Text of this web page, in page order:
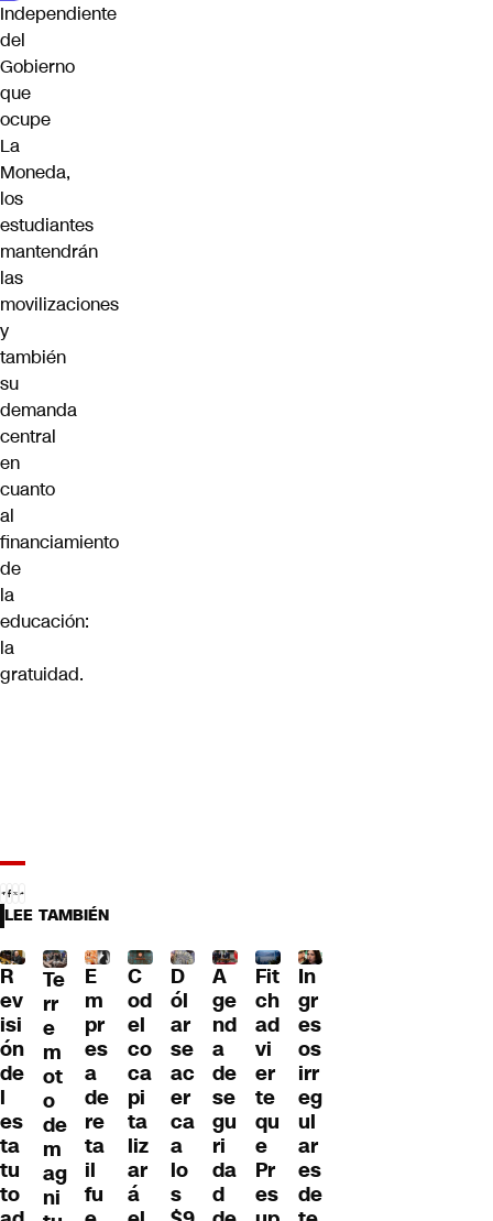
Independiente
del
Gobierno
que
ocupe
La
Moneda,
los
estudiantes
mantendrán
las
movilizaciones
y
también
su
demanda
central
en
cuanto
al
financiamiento
de
la
educación:
la
gratuidad.
LEE TAMBIÉN
R
ev
isi
ón
de
l
es
ta
tu
to
Te
rr
e
m
ot
o
de
m
ag
ni
E
m
pr
es
a
de
re
ta
il
fu
C
od
el
co
ca
pi
ta
liz
ar
á
D
ól
ar
se
ac
er
ca
a
lo
s
A
ge
nd
a
de
se
gu
ri
da
d
Fit
ch
ad
vi
er
te
qu
e
Pr
es
In
gr
es
os
irr
eg
ul
ar
es
de